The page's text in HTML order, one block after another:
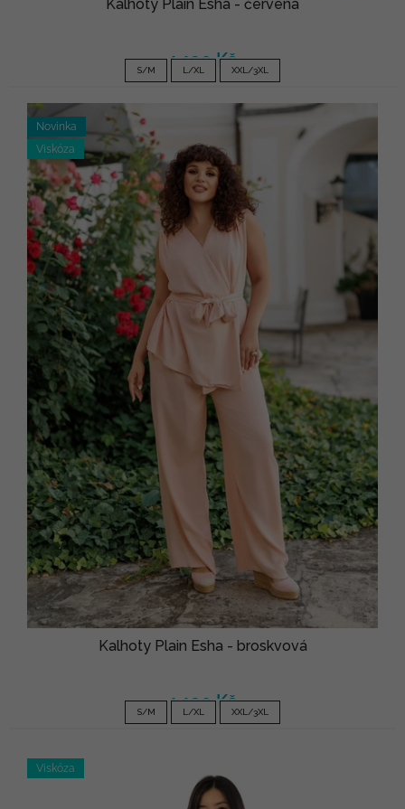
Kalhoty Plain Esha - červená
1 190 Kč
S/M L/XL XXL/3XL
Novinka
Viskóza
Kalhoty Plain Esha - broskvová
1 190 Kč
S/M L/XL XXL/3XL
Viskóza